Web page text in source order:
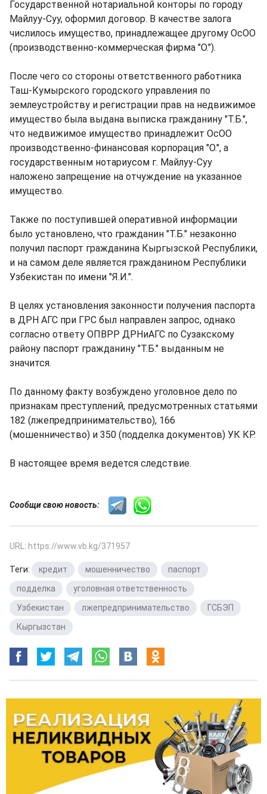
Государственной нотариальной конторы по городу
Майлуу-Суу, оформил договор. В качестве залога
числилось имущество, принадлежащее другому ОсОО
(производственно-коммерческая фирма "О.").
После чего со стороны ответственного работника
Таш-Кумырского городского управления по
землеустройству и регистрации прав на недвижимое
имущество была выдана выписка гражданину "Т.Б.",
что недвижимое имущество принадлежит ОсОО
производственно-финансовая корпорация "О.", а
государственным нотариусом г. Майлуу-Суу
наложено запрещение на отчуждение на указанное
имущество.
Также по поступившей оперативной информации
было установлено, что гражданин "Т.Б." незаконно
получил паспорт гражданина Кыргызской Республики,
и на самом деле является гражданином Республики
Узбекистан по имени "Я.И.".
В целях установления законности получения паспорта
в ДРН АГС при ГРС был направлен запрос, однако
согласно ответу ОПВРР ДРНиАГС по Сузакскому
району паспорт гражданину "Т.Б." выданным не
значится.
По данному факту возбуждено уголовное дело по
признакам преступлений, предусмотренных статьями
182 (лжепредпринимательство), 166
(мошенничество) и 350 (подделка документов) УК КР.
В настоящее время ведется следствие.
Сообщи свою новость:
URL: https://www.vb.kg/371957
Теги: кредит мошенничество паспорт
подделка
уголовная ответственность
Узбекистан
лжепредпринимательство ГСБЭП
Кыргызстан